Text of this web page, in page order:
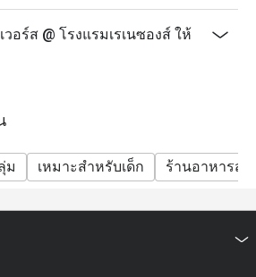
องหวาน
ของวันเกิด: รับฟรี! เค้กวันเกิด เมื่อ
ของเรา
อร์ส @ โรงแรมเรเนซองส์ ให้
ม เหมาะสำหรับเด็ก ร้านอาหารสบ